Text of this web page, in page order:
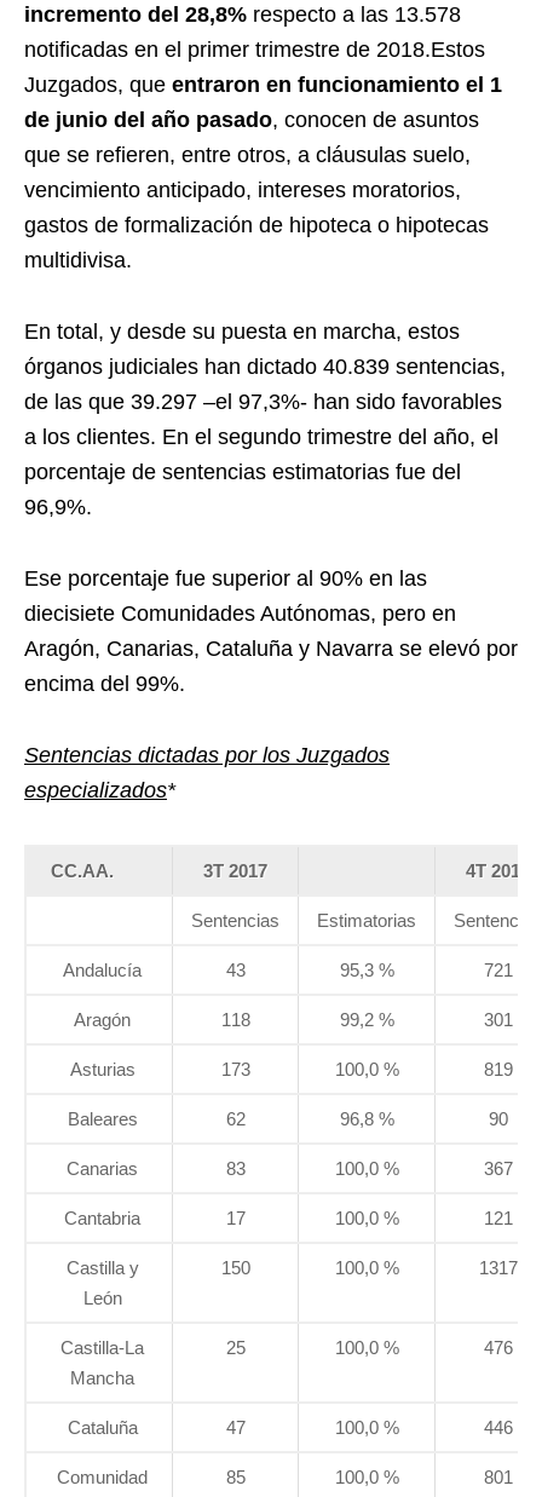
incremento del 28,8% respecto a las 13.578
notificadas en el primer trimestre de 2018.Estos
Juzgados, que entraron en funcionamiento el 1
de junio del año pasado, conocen de asuntos
que se refieren, entre otros, a cláusulas suelo,
vencimiento anticipado, intereses moratorios,
gastos de formalización de hipoteca o hipotecas
multidivisa.
En total, y desde su puesta en marcha, estos
órganos judiciales han dictado 40.839 sentencias,
de las que 39.297 –el 97,3%- han sido favorables
a los clientes. En el segundo trimestre del año, el
porcentaje de sentencias estimatorias fue del
96,9%.
Ese porcentaje fue superior al 90% en las
diecisiete Comunidades Autónomas, pero en
Aragón, Canarias, Cataluña y Navarra se elevó por
encima del 99%.
Sentencias dictadas por los Juzgados
especializados*
CC.AA. 3T 2017 4T 2017
Sentencias Estimatorias Sentencias
Andalucía 43 95,3 % 721
Aragón 118 99,2 % 301
Asturias 173 100,0 % 819
Baleares 62 96,8 % 90
Canarias 83 100,0 % 367
Cantabria 17 100,0 % 121
Castilla y
León
150 100,0 % 1317
Castilla-La
Mancha
25 100,0 % 476
Cataluña 47 100,0 % 446
Comunidad
85 100,0 % 801